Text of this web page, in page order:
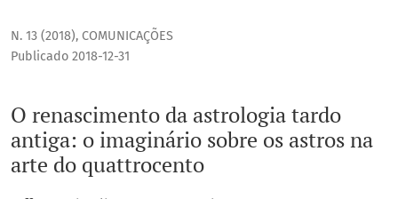
N. 13 (2018), COMUNICAÇÕES
O renascimento da astrologia tardo
antiga: o imaginário sobre os astros na
arte do quattrocento
Publicado 2018-12-31